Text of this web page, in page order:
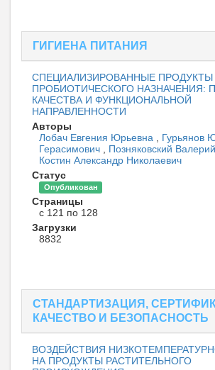
ГИГИЕНА ПИТАНИЯ
СПЕЦИАЛИЗИРОВАННЫЕ ПРОДУКТЫ
ПРОБИОТИЧЕСКОГО НАЗНАЧЕНИЯ:
КАЧЕСТВА И ФУНКЦИОНАЛЬНОЙ
НАПРАВЛЕННОСТИ
Авторы
Лобач Евгения Юрьевна
Гурьянов
Герасимович
Позняковский
Костин Александр Николаевич
Статус
Опубликован
Страницы
с 121 по 128
Загрузки
8832
СТАНДАРТИЗАЦИЯ,
КАЧЕСТВО И БЕЗОПАСНОСТЬ
ВОЗДЕЙСТВИЯ
НА ПРОДУКТЫ РАСТИТЕЛЬНОГО